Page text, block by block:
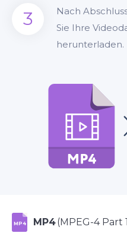
3
Nach
Sie Ihre
herunterladen.
MP4 MP4(MPEG-4 Part